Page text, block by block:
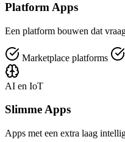
Platform Apps
Een platform bouwen dat
Marketplace platforms
AI en IoT
Slimme Apps
Apps met een extra laag